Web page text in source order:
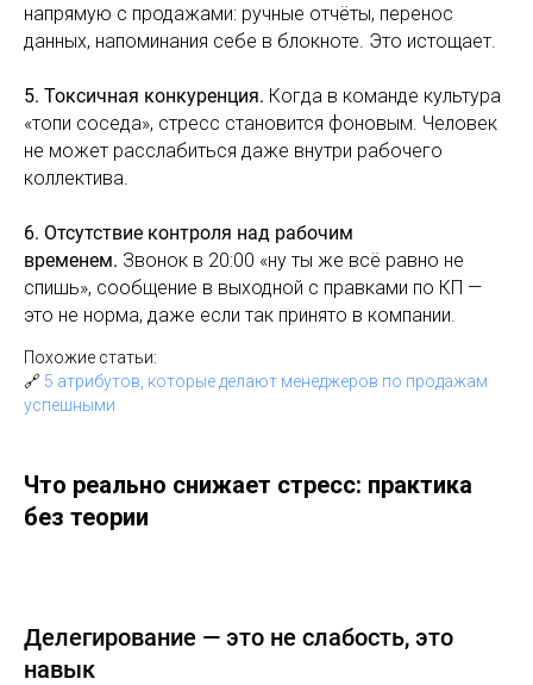
напрямую с продажами: ручные отчёты, перенос
данных, напоминания себе в блокноте. Это истощает.
5. Токсичная конкуренция. Когда в команде культура
«топи соседа», стресс становится фоновым. Человек
не может расслабиться даже внутри рабочего
коллектива.
6. Отсутствие контроля над рабочим
временем. Звонок в 20:00 «ну ты же всё равно не
спишь», сообщение в выходной с правками по КП —
это не норма, даже если так принято в компании.
Похожие статьи:
🔗 5 атрибутов, которые делают менеджеров по продажам
успешными
Что реально снижает стресс: практика
без теории
Делегирование — это не слабость, это
навык